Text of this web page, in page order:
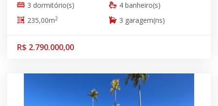
3 dormitório(s)
4 banheiro(s)
235,00m2 3 garagem(ns)
R$ 2.790.000,00